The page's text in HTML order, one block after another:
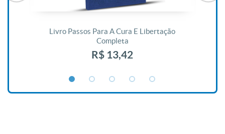
Livro Passos Para A Cura E Libertação
Completa
R$ 13,42